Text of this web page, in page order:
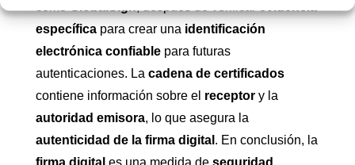
específicapara crear una identificación
electrónica confiablepara futuras
autenticaciones. La cadena de certificados
contiene información sobre el receptory la
autoridad emisora, lo que asegura la
autenticidad de la firma digital . En conclusión, la